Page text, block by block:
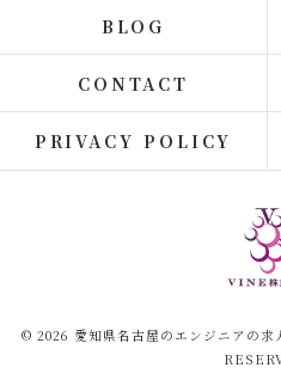
BLOG
CONTACT
PRIVACY POLICY
© 2026 愛知県名古屋のエンジニアの